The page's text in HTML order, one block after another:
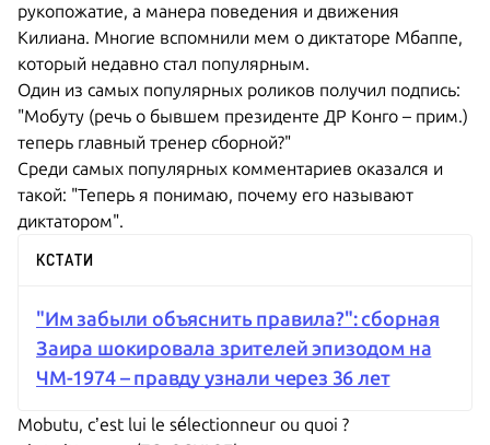
рукопожатие, а манера поведения и движения
Килиана. Многие вспомнили мем о диктаторе Мбаппе,
который недавно стал популярным.
Один из самых популярных роликов получил подпись:
"Мобуту (речь о бывшем президенте ДР Конго – прим.)
теперь главный тренер сборной?"
Среди самых популярных комментариев оказался и
такой: "Теперь я понимаю, почему его называют
диктатором".
КСТАТИ
"Им забыли объяснить правила?": сборная
Заира шокировала зрителей эпизодом на
ЧМ-1974 – правду узнали через 36 лет
Mobutu, c’est lui le sélectionneur ou quoi ?